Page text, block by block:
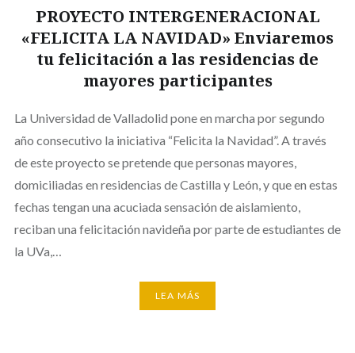
PROYECTO INTERGENERACIONAL
«FELICITA LA NAVIDAD» Enviaremos
tu felicitación a las residencias de
mayores participantes
La Universidad de Valladolid pone en marcha por segundo
año consecutivo la iniciativa “Felicita la Navidad”. A través
de este proyecto se pretende que personas mayores,
domiciliadas en residencias de Castilla y León, y que en estas
fechas tengan una acuciada sensación de aislamiento,
reciban una felicitación navideña por parte de estudiantes de
la UVa,…
LEA MÁS